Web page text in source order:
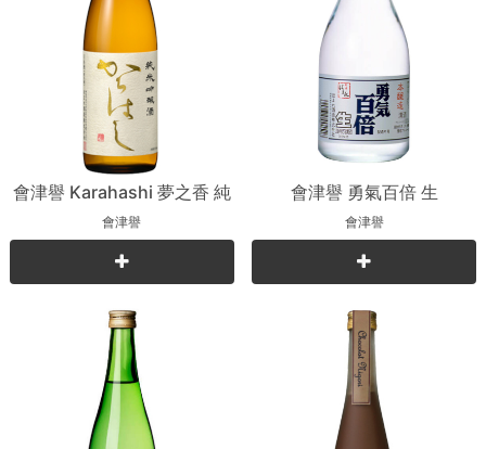
會津譽 Karahashi 夢之香 純
米吟釀
會津譽
會津譽 勇氣百倍 生
會津譽